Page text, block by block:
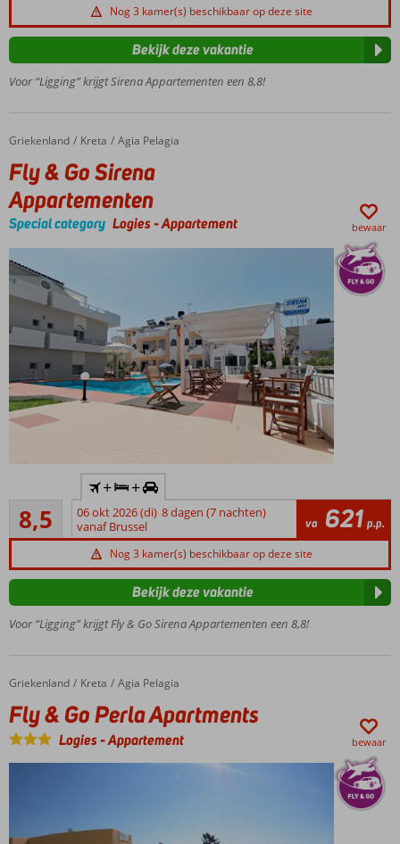
20
meter
van
het
Kleinschalig
complex
ingerichte
appartementen
Ontbijt
ook
mogelijk
Nog 3 kamer(s) beschikbaar op deze site
Voor “Ligging” krijgt Sirena Appartementen een 8,8!
Bekijk deze vakantie
Home
Griekenland Kreta Agia Pelagia
Fly & Go Sirena Appartementen
Fly & Go Sirena
Appartementen
Special category Logies-Appartement bewaar
Gelegen
in Agia
Op
20
meter
het
strand
complex
Modern
mogelijk
8,5
Aanrader
48
beoordelingen
+ +
06 okt 2026 (di) 8 dagen (7 nachten)
vanaf Brussel
va 621 p.p.
Nog 3 kamer(s) beschikbaar op deze site
Voor “Ligging” krijgt Fly & Go Sirena Appartementen een 8,8!
Bekijk deze vakantie
Home
Griekenland Kreta Agia Pelagia
Fly & Go Perla Apartments
Fly & Go Perla Apartments
Logies-Appartement bewaar